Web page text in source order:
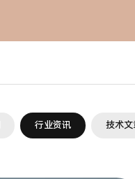
行业资讯 技术文